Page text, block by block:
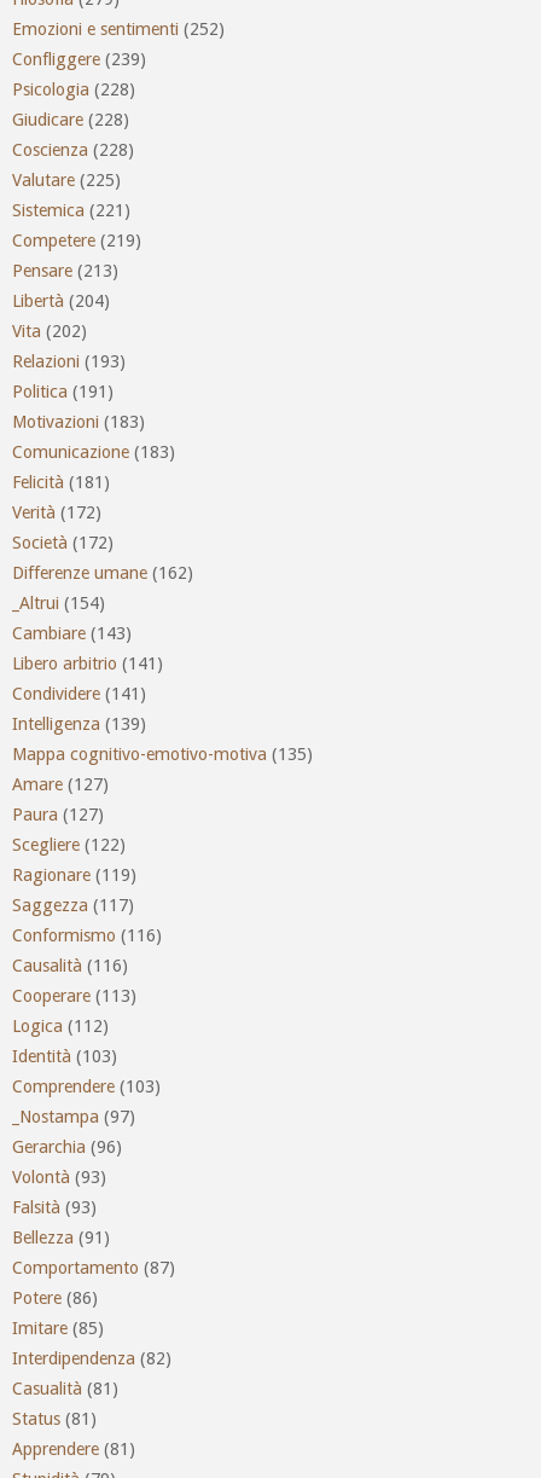
Emozioni e sentimenti (252)
Confliggere (239)
Psicologia (228)
Giudicare (228)
Coscienza (228)
Valutare (225)
Sistemica (221)
Competere (219)
Pensare (213)
Libertà (204)
Vita (202)
Relazioni (193)
Politica (191)
Motivazioni (183)
Comunicazione (183)
Felicità (181)
Verità (172)
Società (172)
Differenze umane (162)
_Altrui (154)
Cambiare (143)
Libero arbitrio (141)
Condividere (141)
Intelligenza (139)
Mappa cognitivo-emotivo-motiva (135)
Amare (127)
Paura (127)
Scegliere (122)
Ragionare (119)
Saggezza (117)
Conformismo (116)
Causalità (116)
Cooperare (113)
Logica (112)
Identità (103)
Comprendere (103)
_Nostampa (97)
Gerarchia (96)
Volontà (93)
Falsità (93)
Bellezza (91)
Comportamento (87)
Potere (86)
Imitare (85)
Interdipendenza (82)
Casualità (81)
Status (81)
Apprendere (81)